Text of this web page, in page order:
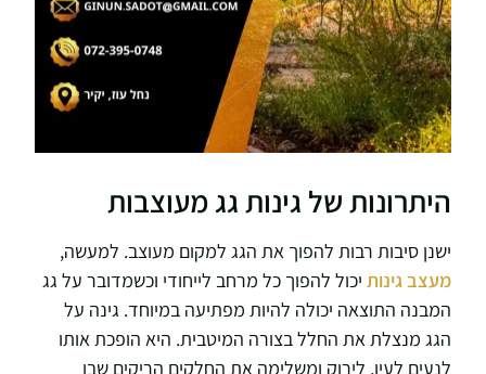
היתרונות של גינות גג מעוצבות
ישנן סיבות רבות להפוך את הגג למקום מעוצב. למעשה,
מעצב גינות יכול להפוך כל מרחב לייחודי וכשמדובר על גג
המבנה התוצאה יכולה להיות מפתיעה במיוחד. גינה על
הגג מנצלת את החלל בצורה המיטבית. היא הופכת אותו
לנעים לעין, לירוק ומשלימה את החלקים הריקים שבו